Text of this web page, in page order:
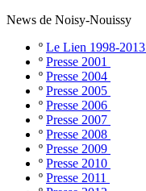
News de Noisy-Nouissy
º Le Lien 1998-2013
º Presse 2001
º Presse 2004
º Presse 2005
º Presse 2006
º Presse 2007
º Presse 2008
º Presse 2009
º Presse 2010
º Presse 2011